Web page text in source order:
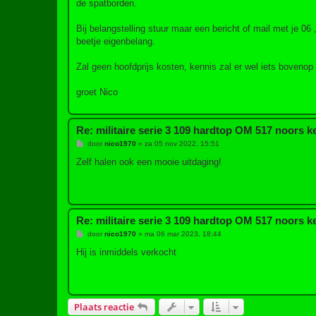
de spatborden.
Bij belangstelling stuur maar een bericht of mail met je
beetje eigenbelang.
Zal geen hoofdprijs kosten, kennis zal er wel iets
groet Nico
Re: militaire serie 3 109 hardtop OM 517 noors
B
r
doornico1970» za 05 nov 2022, 15:51
Zelf halen ook een mooie uitdaging!
Re: militaire serie 3 109 hardtop OM 517 noors
B
r
i
doornico1970» ma 06 mar 2023, 18:44
Hij is inmiddels verkocht
Plaats reactie